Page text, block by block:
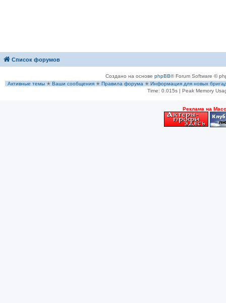
Список форумов
Создано на основе phpBB® Forum Software ©
Активные темы ✭ Ваши сообщения ✭ Правила форума ✭ Информация для новых
Time: 0.015s| Peak Memory
Рeклама на